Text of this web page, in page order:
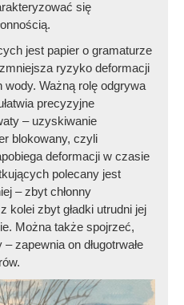
się
jest papier o gramaturze
ryzyko deformacji
Ważną rolę odgrywa
precyzyjne
– uzyskiwanie
blokowany, czyli
deformacji w czasie
polecany jest
– zbyt chłonny
kolei zbyt gładki utrudni jej
Można także spojrzeć,
zapewnia on długotrwałe